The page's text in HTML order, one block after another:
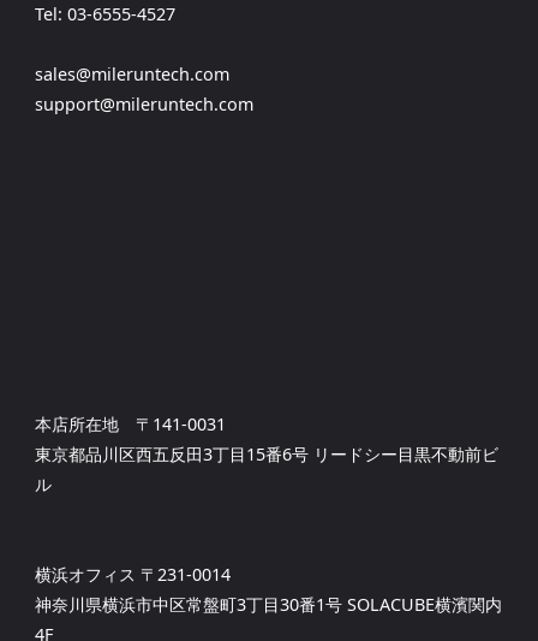
Tel: 03-6555-4527
sales@mileruntech.com
support@mileruntech.com
本店所在地 〒141-0031
東京都品川区西五反田3丁目15番6号 リードシー目黒不動前ビ
ル
横浜オフィス 〒231-0014
神奈川県横浜市中区常盤町3丁目30番1号 SOLACUBE横濱関内
4F